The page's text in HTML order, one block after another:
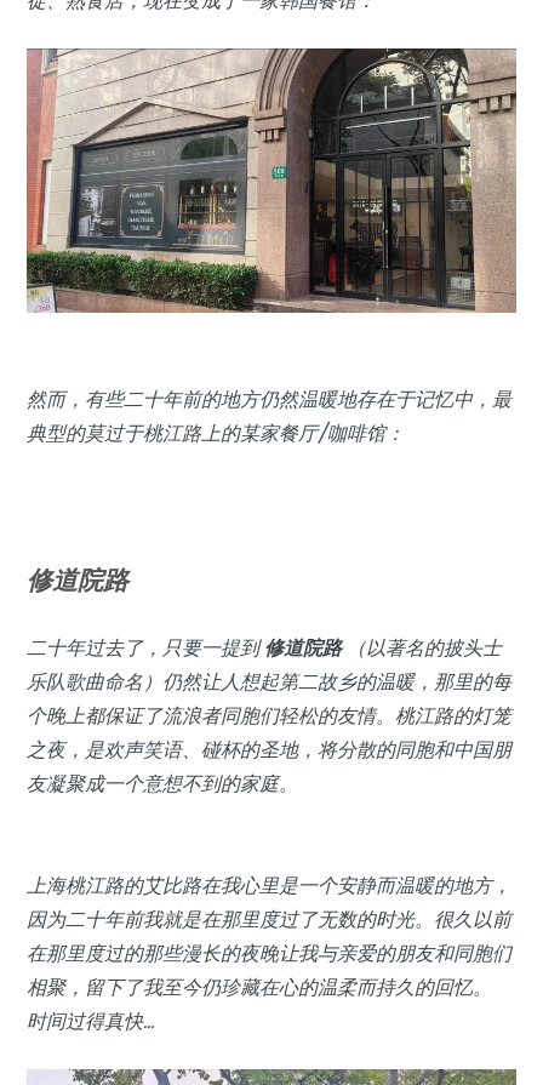
然而，有些二十年前的地方仍然温暖地存在于记忆中，最
典型的莫过于桃江路上的某家餐厅/咖啡馆：
修道院路
二十年过去了，只要一提到修道院路（以著名的披头士
乐队歌曲命名）仍然让人想起第二故乡的温暖，那里的每
个晚上都保证了流浪者同胞们轻松的友情。桃江路的灯笼
之夜，是欢声笑语、碰杯的圣地，将分散的同胞和中国朋
友凝聚成一个意想不到的家庭。
上海桃江路的艾比路在我心里是一个安静而温暖的地方，
因为二十年前我就是在那里度过了无数的时光。很久以前
在那里度过的那些漫长的夜晚让我与亲爱的朋友和同胞们
相聚，留下了我至今仍珍藏在心的温柔而持久的回忆。
时间过得真快…